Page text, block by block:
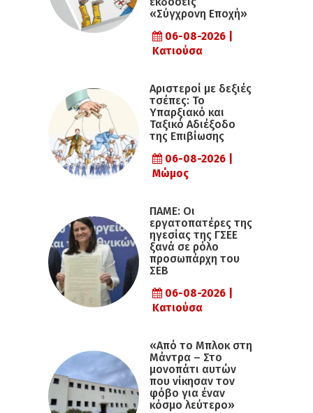
«Σύγχρονη Εποχή»
06-08-2026 |
Κατιούσα
Αριστεροί με δεξιές
τσέπες: Το
Υπαρξιακό και
Ταξικό Αδιέξοδο
της Επιβίωσης
06-08-2026 |
Μώμος
ΠΑΜΕ: Οι
εργατοπατέρες της
ηγεσίας της ΓΣΕΕ
ξανά σε ρόλο
προσωπάρχη του
ΣΕΒ
06-08-2026 |
Κατιούσα
«Από το Μπλοκ στη
Μάντρα – Στο
μονοπάτι αυτών
που νίκησαν τον
φόβο για έναν
κόσμο λεύτερο»